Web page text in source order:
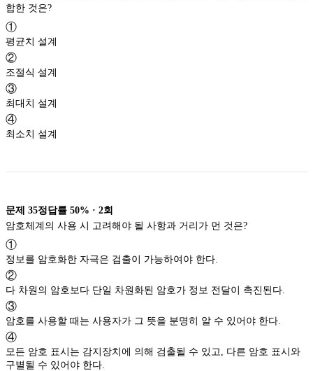
합한 것은?
①
평균치 설계
②
조절식 설계
③
최대치 설계
④
최소치 설계
문제 35정답률 50% · 2회
암호체계의 사용 시 고려해야 될 사항과 거리가 먼 것은?
①
정보를 암호화한 자극은 검출이 가능하여야 한다.
②
다 차원의 암호보다 단일 차원화된 암호가 정보 전달이 촉진된다.
③
암호를 사용할 때는 사용자가 그 뜻을 분명히 알 수 있어야 한다.
④
모든 암호 표시는 감지장치에 의해 검출될 수 있고, 다른 암호 표시와
구별될 수 있어야 한다.